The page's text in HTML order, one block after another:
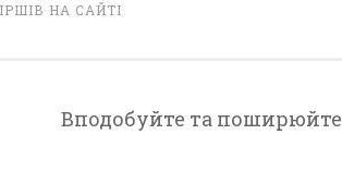
НА САЙТІ
Вподобуйте та поширюйте